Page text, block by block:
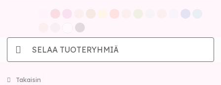
SELAA TUOTERYHMIÄ
Takaisin